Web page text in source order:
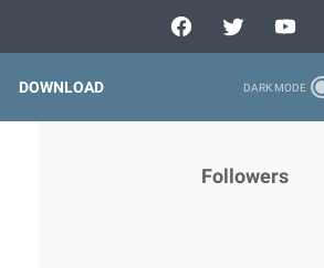
DOWNLOAD
Followers